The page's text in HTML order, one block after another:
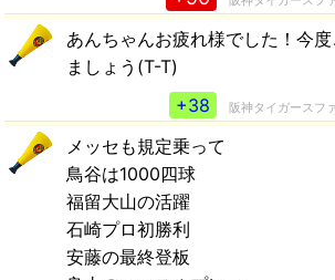
あんちゃんお疲れ様でした！今
ましょう(T-T)
+38
阪神タイガースフ
メッセも規定乗って
鳥谷は1000四球
福留大山の活躍
石崎プロ初勝利
安藤の最終登板